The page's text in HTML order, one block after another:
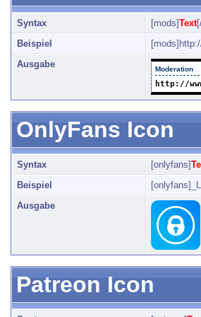
Syntax [mods]Text
Beispiel
Ausgabe
Moderation
http://
OnlyFans Icon
Syntax [onlyfans]
Beispiel
Ausgabe
Patreon Icon